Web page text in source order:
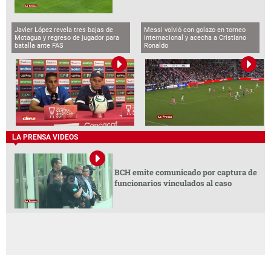
Javier López revela tres bajas de
Motagua y regreso de jugador para
batalla ante FAS
Messi volvió con golazo en torneo
internacional y acecha a Cristiano
Ronaldo
LA PRENSA VIDEOS
BCH emite comunicado por captura de
funcionarios vinculados al caso